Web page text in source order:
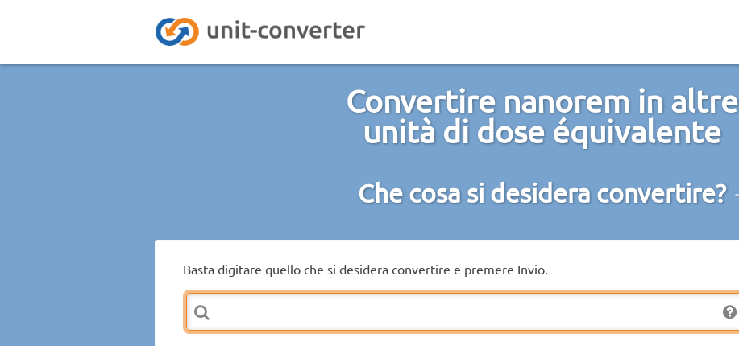
Convertire nanorem in altre
unità di dose équivalente
Che cosa si desidera convertire?
Basta digitare quello che si desidera convertire e premere Invio.